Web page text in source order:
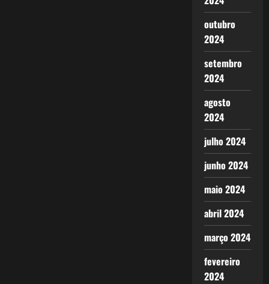
outubro
2024
setembro
2024
agosto
2024
julho 2024
junho 2024
maio 2024
abril 2024
março 2024
fevereiro
2024